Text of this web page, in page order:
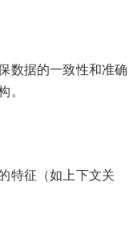
数据的一致性和准确
特征（如上下文关